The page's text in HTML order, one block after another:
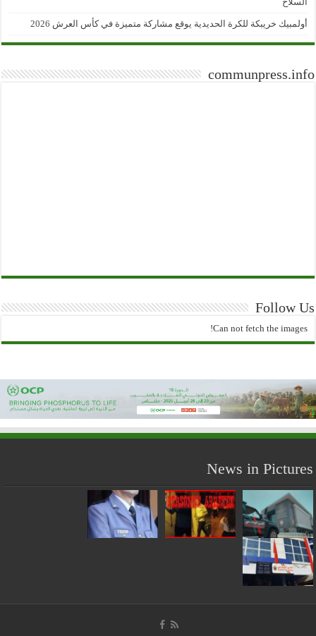
أولمبيك خريبكة للكرة الحديدية يوقع مشاركة متميزة في كأس العرش 2026
communpress.info
Follow Us
Can not fetch the images!
News in Pictures